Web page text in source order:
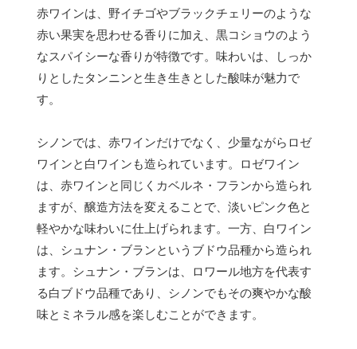
赤ワインは、野イチゴやブラックチェリーのような
赤い果実を思わせる香りに加え、黒コショウのよう
なスパイシーな香りが特徴です。味わいは、しっか
りとしたタンニンと生き生きとした酸味が魅力で
す。
シノンでは、赤ワインだけでなく、少量ながらロゼ
ワインと白ワインも造られています。ロゼワイン
は、赤ワインと同じくカベルネ・フランから造られ
ますが、醸造方法を変えることで、淡いピンク色と
軽やかな味わいに仕上げられます。一方、白ワイン
は、シュナン・ブランというブドウ品種から造られ
ます。シュナン・ブランは、ロワール地方を代表す
る白ブドウ品種であり、シノンでもその爽やかな酸
味とミネラル感を楽しむことができます。